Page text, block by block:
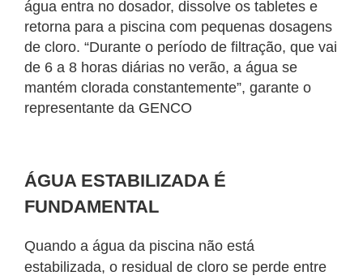
água entra no dosador, dissolve os tabletes e
retorna para a piscina com pequenas dosagens
de cloro. “Durante o período de filtração, que vai
de 6 a 8 horas diárias no verão, a água se
mantém clorada constantemente”, garante o
representante da GENCO
ÁGUA ESTABILIZADA É
FUNDAMENTAL
Quando a água da piscina não está
estabilizada, o residual de cloro se perde entre